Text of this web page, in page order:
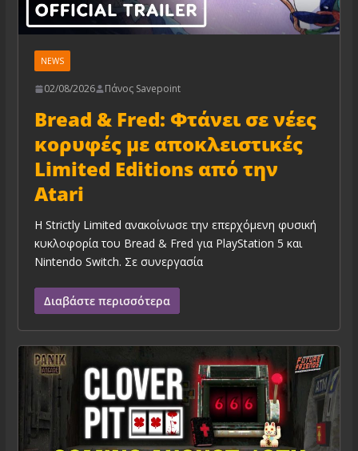
NEWS
02/08/2026 Πάνος Savepoint
Bread & Fred: Φτάνει σε νέες
κορυφές με αποκλειστικές
Limited Editions από την
Atari
Η Strictly Limited ανακοίνωσε την επερχόμενη φυσική
κυκλοφορία του Bread & Fred για PlayStation 5 και
Nintendo Switch. Σε συνεργασία
Διαβάστε περισσότερα